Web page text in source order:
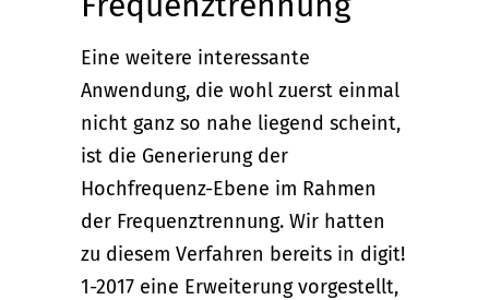
Eine weitere interessante
Anwendung, die wohl zuerst einmal
nicht ganz so nahe liegend scheint,
ist die Generierung der
Hochfrequenz-Ebene im Rahmen
der Frequenztrennung. Wir hatten
zu diesem Verfahren bereits in digit!
1-2017 eine Erweiterung vorgestellt,